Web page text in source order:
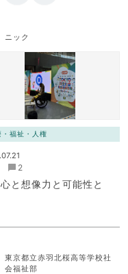
ニック
・福祉・人権
2
と想像力と可能性と
東京都立赤羽北桜高等学校社
会福祉部